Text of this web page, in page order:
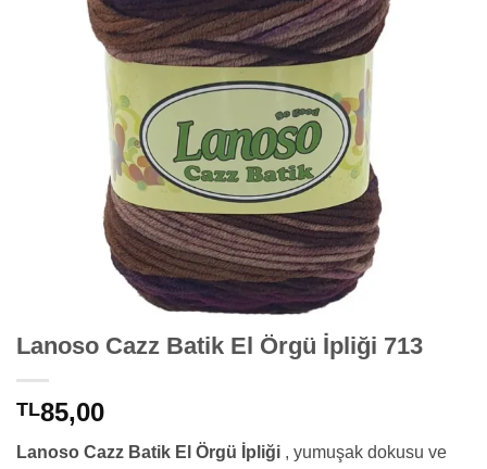
Lanoso Cazz Batik El Örgü İpliği 713
TL85,00
Lanoso Cazz Batik El Örgü İpliği , yumuşak dokusu ve